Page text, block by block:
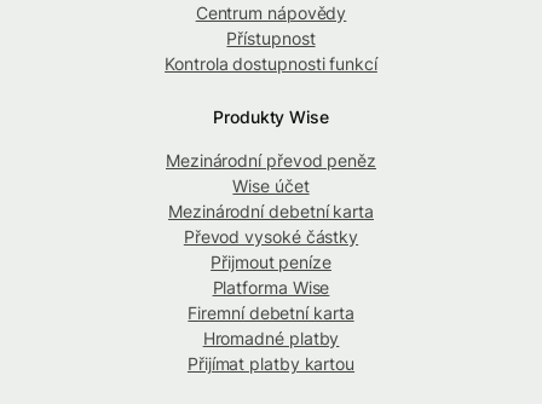
Centrum nápovědy
Přístupnost
Kontrola dostupnosti funkcí
Produkty Wise
Mezinárodní převod peněz
Wise účet
Mezinárodní debetní karta
Převod vysoké částky
Přijmout peníze
Platforma Wise
Firemní debetní karta
Hromadné platby
Přijímat platby kartou